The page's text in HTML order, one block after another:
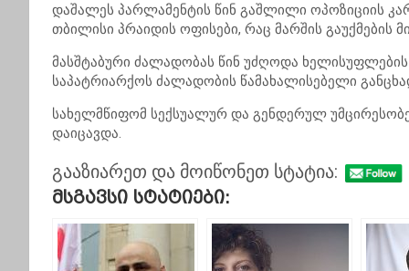
დაშალეს პარლამენტის წინ გაშლილი ოპოზიციის
თბილისი პრაიდის ოფისები, რაც მარშის გაუქმების
მასშტაბური ძალადობას წინ უძღოდა
საპატრიარქოს ძალადობის წამახალისებელი
სახელმწიფომ სექსუალურ და გენდერულ
დაიცავდა.
გააზიარეთ და მოიწონეთ სტატია:
Მსგავსი Სტატიები: